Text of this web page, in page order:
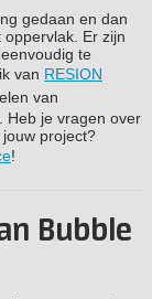
gedaan en dan
Er zijn
te
van RESION
van
Heb je vragen over
project?
!
Bubble